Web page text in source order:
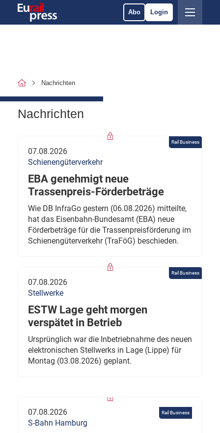
Abo Login
Nachrichten
Nachrichten
Rail Business
07.08.2026
Schienengüterverkehr
EBA genehmigt neue
Trassenpreis-Förderbeträge
Wie DB InfraGo gestern (06.08.2026) mitteilte,
hat das Eisenbahn-Bundesamt (EBA) neue
Förderbeträge für die Trassenpreisförderung im
Schienengüterverkehr (TraFöG) beschieden.
Rail Business
07.08.2026
Stellwerke
ESTW Lage geht morgen
verspätet in Betrieb
Ursprünglich war die Inbetriebnahme des neuen
elektronischen Stellwerks in Lage (Lippe) für
Montag (03.08.2026) geplant.
Rail Business
07.08.2026
S-Bahn Hamburg